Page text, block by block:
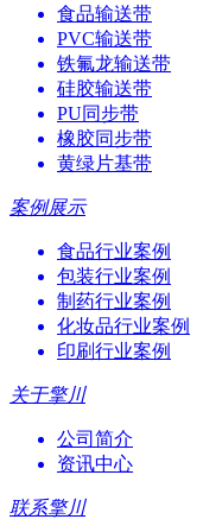
食品输送带
PVC输送带
铁氟龙输送带
硅胶输送带
PU同步带
橡胶同步带
黄绿片基带
案例展示
食品行业案例
包装行业案例
制药行业案例
化妆品行业案例
印刷行业案例
关于擎川
公司简介
资讯中心
联系擎川